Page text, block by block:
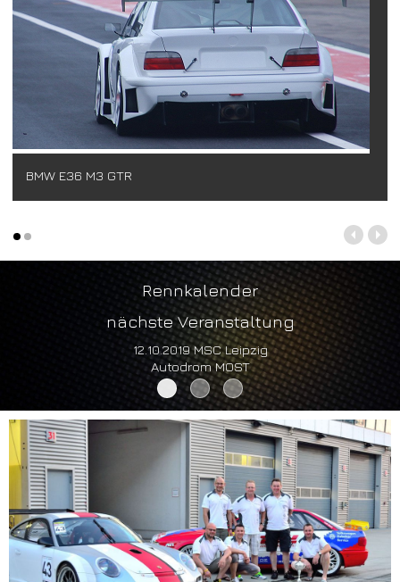
BMW E36 M3 GTR
Rennkalender
nächste Veranstaltung
12.10.2019 MSC Leipzig
Autodrom MOST